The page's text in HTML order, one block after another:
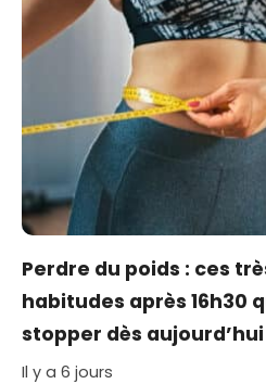
Perdre du poids : ces
habitudes après 16h30
stopper dès aujourd’hui
Il y a 6 jours